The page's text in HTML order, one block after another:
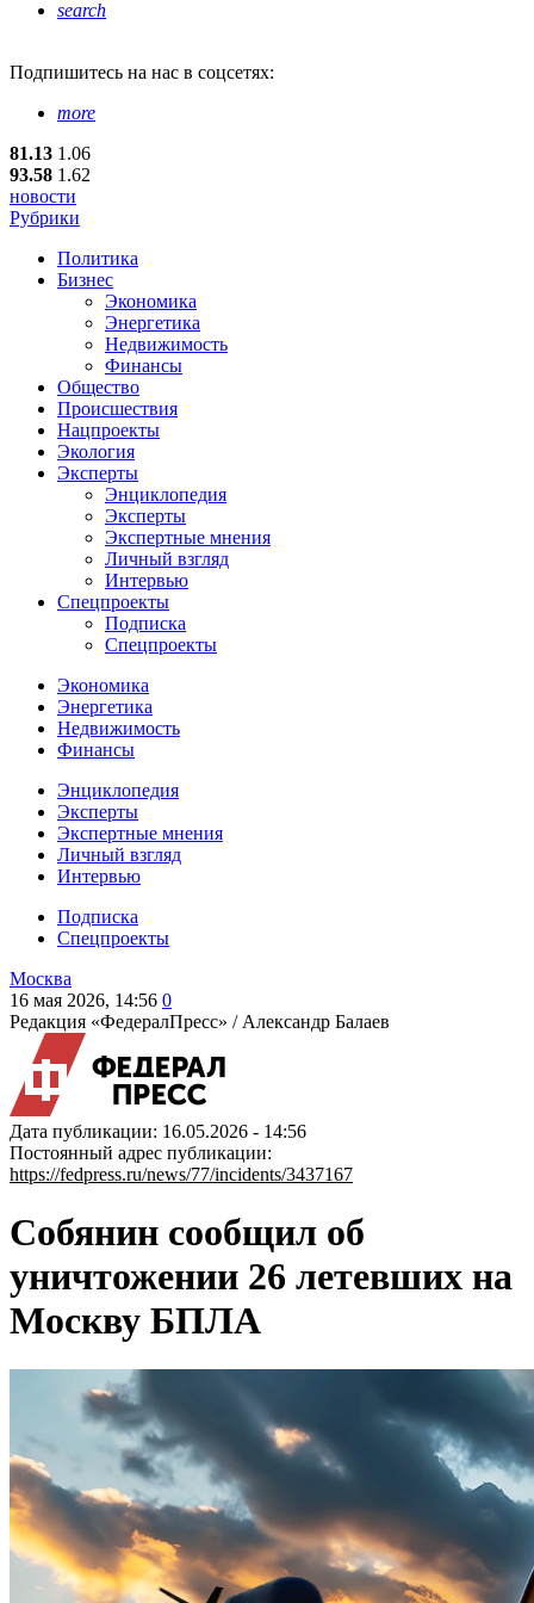
search
Подпишитесь на нас в соцсетях:
more
81.13 1.06
93.58 1.62
новости
Рубрики
Политика
Бизнес
Экономика
Энергетика
Недвижимость
Финансы
Общество
Происшествия
Нацпроекты
Экология
Эксперты
Энциклопедия
Эксперты
Экспертные мнения
Личный взгляд
Интервью
Спецпроекты
Подписка
Спецпроекты
Экономика
Энергетика
Недвижимость
Финансы
Энциклопедия
Эксперты
Экспертные мнения
Личный взгляд
Интервью
Подписка
Спецпроекты
Москва
16 мая 2026, 14:56 0
Редакция «ФедералПресс» / Александр Балаев
Дата публикации: 16.05.2026 - 14:56
Постоянный адрес публикации:
https://fedpress.ru/news/77/incidents/3437167
Собянин сообщил об
уничтожении 26 летевших на
Москву БПЛА